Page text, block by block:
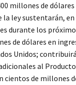
millones de
la ley sustentarán,
durante los
de dólares en
Unidos;
al
cientos de millones